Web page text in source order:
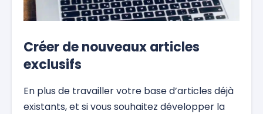
Créer de nouveaux articles
exclusifs
En plus de travailler votre base d’articles déjà
existants, et si vous souhaitez développer la